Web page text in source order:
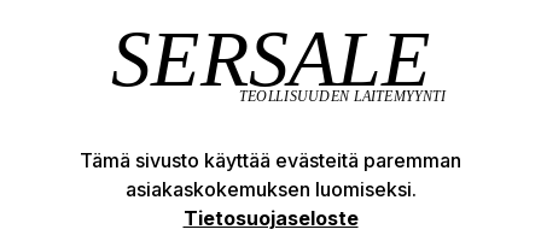
Tuotekuvaus
Tämä sivusto käyttää evästeitä paremman
asiakaskokemuksen luomiseksi.
Tietosuojaseloste